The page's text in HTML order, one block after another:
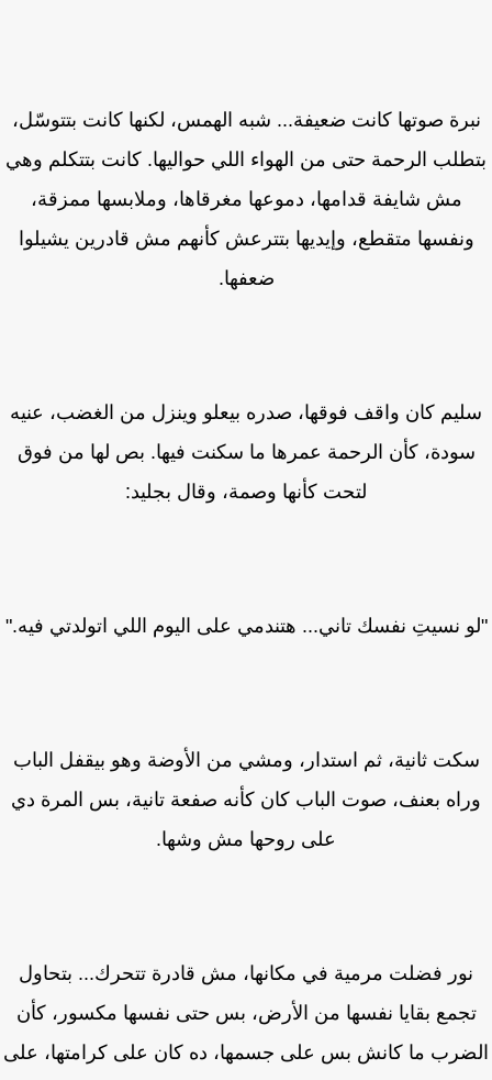
صوتها كانت ضعيفة... شبه الهمس، لكنها كانت بتتوسّل،
الرحمة حتى من الهواء اللي حواليها. كانت بتتكلم وهي
مش شايفة قدامها، دموعها مغرقاها، وملابسها ممزقة،
متقطع، وإيديها بتترعش كأنهم مش قادرين يشيلوا
ضعفها.
كان واقف فوقها، صدره بيعلو وينزل من الغضب، عنيه
كأن الرحمة عمرها ما سكنت فيها. بص لها من فوق
لتحت كأنها وصمة، وقال بجليد:
نسيتِ نفسك تاني... هتندمي على اليوم اللي اتولدتي فيه."
ثانية، ثم استدار، ومشي من الأوضة وهو بيقفل الباب
بعنف، صوت الباب كان كأنه صفعة تانية، بس المرة دي
على روحها مش وشها.
نور فضلت مرمية في مكانها، مش قادرة تتحرك... بتحاول
بقايا نفسها من الأرض، بس حتى نفسها مكسور، كأن
ما كانش بس على جسمها، ده كان على كرامتها، على